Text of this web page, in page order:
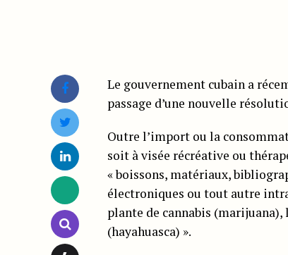
Le gouvernement cubain a
passage d’une nouvelle
Outre l’import ou la
soit à visée récréative ou
« boissons, matériaux,
électroniques ou tout autre
plante de cannabis
(hayahuasca) ».